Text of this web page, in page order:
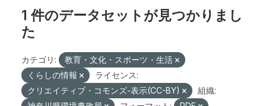
1 件のデータセットが見つかりまし
た
カテゴリ:
教育・文化・スポーツ・生活
くらしの情報
ライセンス:
クリエイティブ・コモンズ-表示(CC-BY)
組織: